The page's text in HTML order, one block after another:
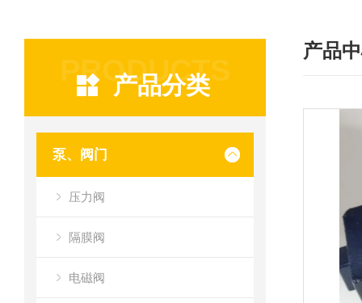
PRODUCTS
产品分类
泵、阀门
压力阀
隔膜阀
电磁阀
产品